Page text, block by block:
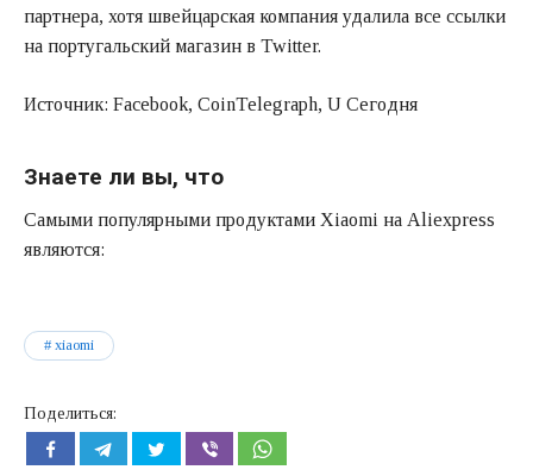
партнера, хотя швейцарская компания удалила все ссылки
на португальский магазин в Twitter.
Источник: Facebook, CoinTelegraph, U Сегодня
Знаете ли вы, что
Самыми популярными продуктами Xiaomi на Aliexpress
являются:
xiaomi
Поделиться: